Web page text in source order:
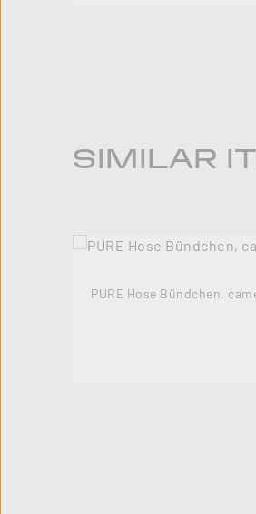
Produktgalerie
SIMILAR
PURE Hose Bündchen,